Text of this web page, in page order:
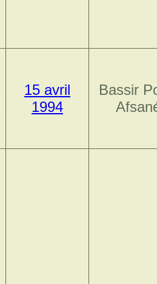
15 avril
1994
Bassir